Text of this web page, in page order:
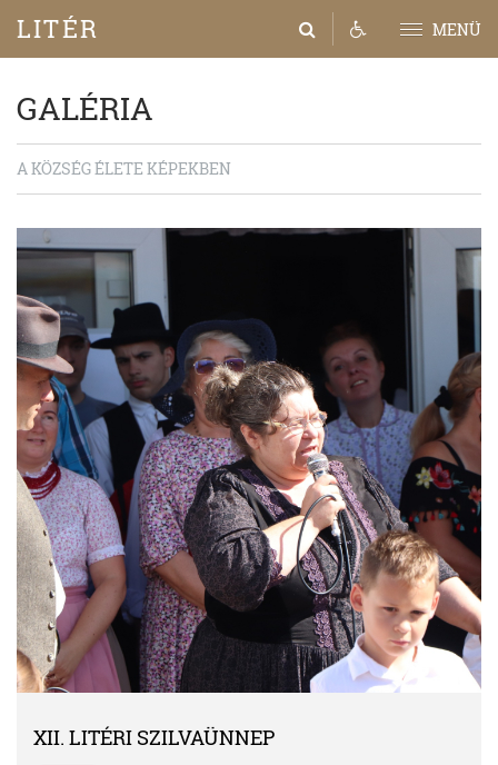
LITÉR MENÜ
GALÉRIA
A KÖZSÉG ÉLETE KÉPEKBEN
XII. LITÉRI SZILVAÜNNEP